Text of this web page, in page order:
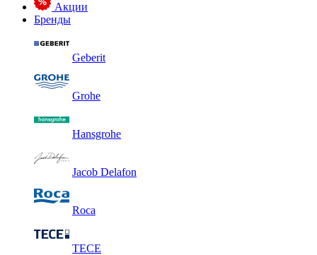
Акции
Бренды
Geberit
Grohe
Hansgrohe
Jacob Delafon
Roca
TECE